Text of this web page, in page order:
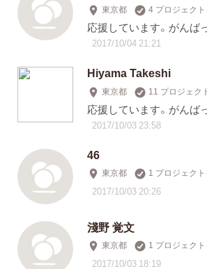
東京都 4 プロジェク
応援しています。がんば
2017/10/04 21:21
Hiyama Takeshi
東京都 11 プロジェク
応援しています。がんば
2017/10/03 23:58
46
東京都 1 プロジェク
2017/10/03 20:26
淺野 覚文
東京都 1 プロジェク
2017/10/03 18:19